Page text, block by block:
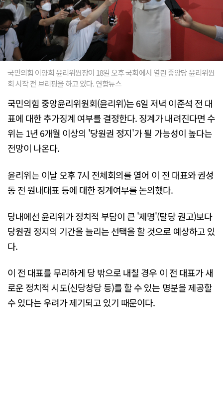
국민의힘 이양희 윤리위원장이 18일 오후 국회에서 열린 중앙당 윤리위원
회 시작 전 브리핑을 하고 있다. 연합뉴스
국민의힘 중앙윤리위원회(윤리위)는 6일 저녁 이준석 전 대
표에 대한 추가징계 여부를 결정한다. 징계가 내려진다면 수
위는 1년 6개월 이상의 '당원권 정지'가 될 가능성이 높다는
전망이 나온다.
윤리위는 이날 오후 7시 전체회의를 열어 이 전 대표와 권성
동 전 원내대표 등에 대한 징계여부를 논의했다.
당내에선 윤리위가 정치적 부담이 큰 '제명'(탈당 권고)보다
당원권 정지의 기간을 늘리는 선택을 할 것으로 예상하고 있
다.
이 전 대표를 무리하게 당 밖으로 내칠 경우 이 전 대표가 새
로운 정치적 시도(신당창당 등)를 할 수 있는 명분을 제공할
수 있다는 우려가 제기되고 있기 때문이다.